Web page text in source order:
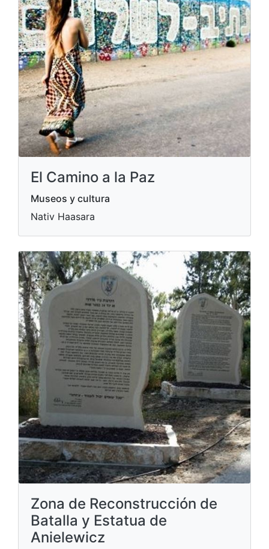
El Camino a la Paz
Museos y cultura
Nativ Haasara
Zona de Reconstrucción de
Batalla y Estatua de
Anielewicz